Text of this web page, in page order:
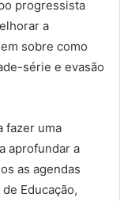
progressista
a
sobre como
série e evasão
fazer uma
aprofundar a
as agendas
Educação,